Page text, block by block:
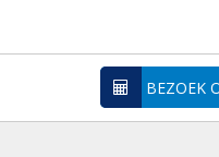
BEZOEK